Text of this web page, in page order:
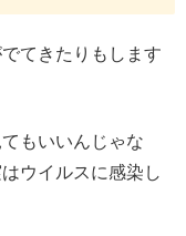
てきたりもします
もいいんじゃな
ウイルスに感染し